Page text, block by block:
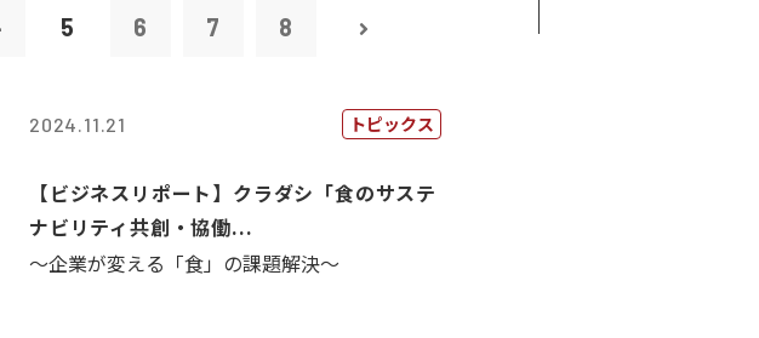
5 6 7 8
2024.11.21 トピックス
【ビジネスリポート】クラダシ「食のサステ
ナビリティ共創・協働...
～企業が変える「食」の課題解決～